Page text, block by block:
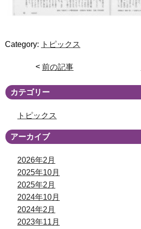
Category: トピックス
< 前の記事
カテゴリー
トピックス
アーカイブ
2026年2月
2025年10月
2025年2月
2024年10月
2024年2月
2023年11月